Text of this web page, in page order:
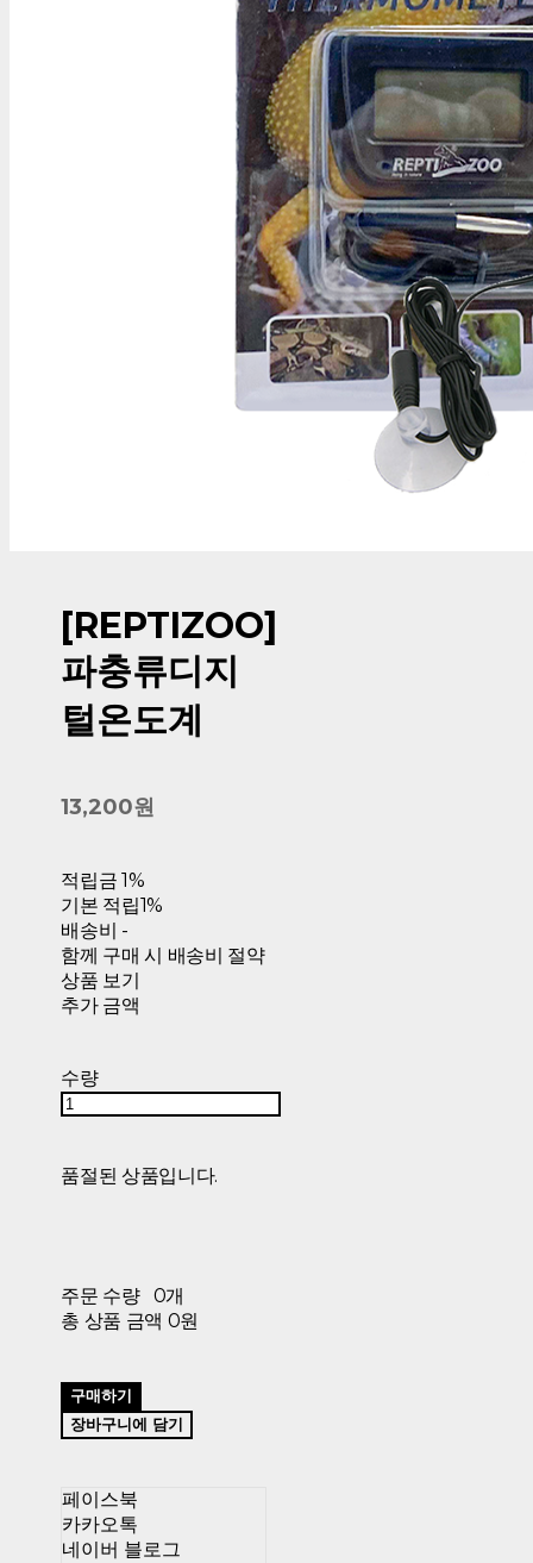
[REPTIZOO]
파충류디지
털온도계
13,200원
적립금 1%
기본 적립1%
배송비 -
함께 구매 시 배송비 절약
상품 보기
추가 금액
수량
품절된 상품입니다.
주문 수량
0개
총 상품 금액 0원
구매하기
장바구니에 담기
페이스북
카카오톡
네이버 블로그